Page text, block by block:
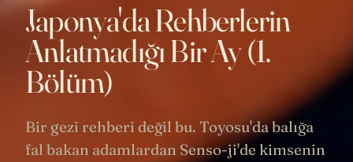
Japonya'da Rehberlerin
Anlatmadığı Bir Ay (1.
Bölüm)
Bir gezi rehberi değil bu. Toyosu'da balığa
fal bakan adamlardan Senso-ji'de kimsenin